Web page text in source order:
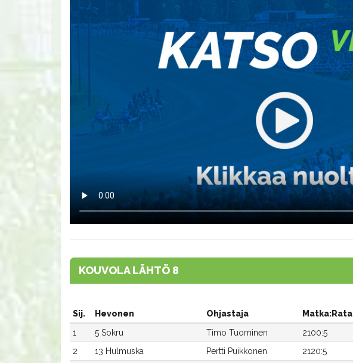
KOUVOLA LÄHTÖ 8
Sij. Hevonen Ohjastaja Matka:Rata
1
5 Sokru Timo Tuominen 2100:5
2
13 Hulmuska Pertti Puikkonen 2120:5